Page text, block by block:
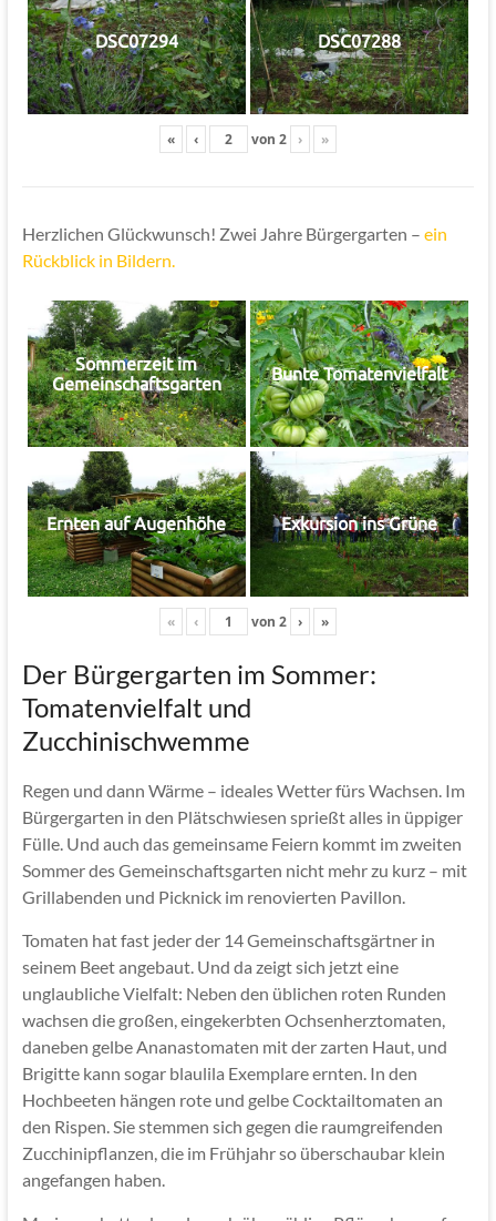
DSC07294 DSC07288
« ‹ von 2 › »
Herzlichen Glückwunsch! Zwei Jahre Bürgergarten – ein
Rückblick in Bildern.
Sommerzeit im
Gemeinschaftsgarten
Bunte Tomatenvielfalt
Ernten auf Augenhöhe Exkursion ins Grüne
« ‹ von 2 › »
Der Bürgergarten im Sommer:
Tomatenvielfalt und
Zucchinischwemme
Regen und dann Wärme – ideales Wetter fürs Wachsen. Im
Bürgergarten in den Plätschwiesen sprießt alles in üppiger
Fülle. Und auch das gemeinsame Feiern kommt im zweiten
Sommer des Gemeinschaftsgarten nicht mehr zu kurz – mit
Grillabenden und Picknick im renovierten Pavillon.
Tomaten hat fast jeder der 14 Gemeinschaftsgärtner in
seinem Beet angebaut. Und da zeigt sich jetzt eine
unglaubliche Vielfalt: Neben den üblichen roten Runden
wachsen die großen, eingekerbten Ochsenherztomaten,
daneben gelbe Ananastomaten mit der zarten Haut, und
Brigitte kann sogar blaulila Exemplare ernten. In den
Hochbeeten hängen rote und gelbe Cocktailtomaten an
den Rispen. Sie stemmen sich gegen die raumgreifenden
Zucchinipflanzen, die im Frühjahr so überschaubar klein
angefangen haben.